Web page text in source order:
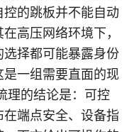
的跳板并不能自动
高压网络环境下，
择都可能暴露身份
一组需要直面的现
理的结论是：可控
端点安全、设备指